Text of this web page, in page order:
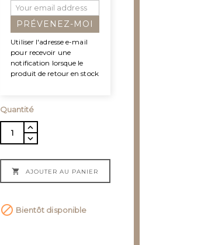
PRÉVENEZ-MOI
Utiliser l'adresse e-mail
pour recevoir une
notification lorsque le
produit de retour en stock
Quantité
 AJOUTER AU PANIER
 Bientôt disponible